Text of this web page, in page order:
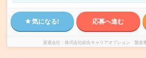
気になる! 応募へ進む
派遣会社 株式会社綜合キャリアオプション 製造事